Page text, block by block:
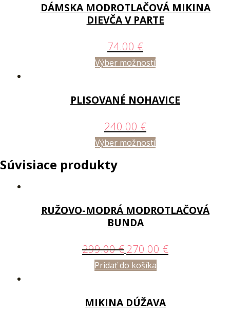
DÁMSKA MODROTLAČOVÁ MIKINA
DIEVČA V PARTE
74.00 €
Výber možností
PLISOVANÉ NOHAVICE
240.00 €
Výber možností
Súvisiace produkty
RUŽOVO-MODRÁ MODROTLAČOVÁ
BUNDA
299.00€270.00 €
Pridať do košíka
MIKINA DÚŽAVA